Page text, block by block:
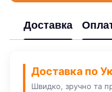
Доставка
Доставка по
Швидко, зручно та